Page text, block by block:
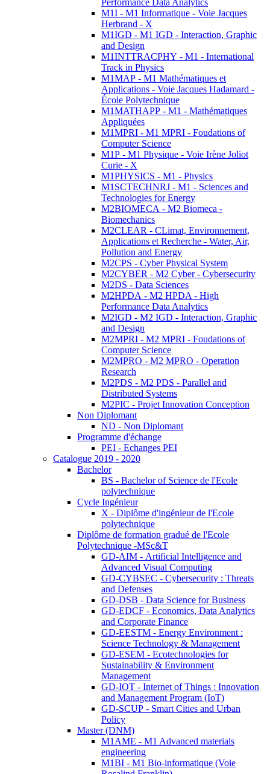
Performance Data Analytics
M1I - M1 Informatique - Voie Jacques
Herbrand - X
M1IGD - M1 IGD - Interaction, Graphic
and Design
M1INTTRACPHY - M1 - International
Track in Physics
M1MAP - M1 Mathématiques et
Applications - Voie Jacques Hadamard -
École Polytechnique
M1MATHAPP - M1 - Mathématiques
Appliquées
M1MPRI - M1 MPRI - Foudations of
Computer Science
M1P - M1 Physique - Voie Irène Joliot
Curie - X
M1PHYSICS - M1 - Physics
M1SCTECHNRJ - M1 - Sciences and
Technologies for Energy
M2BIOMECA - M2 Biomeca -
Biomechanics
M2CLEAR - CLimat, Environnement,
Applications et Recherche - Water, Air,
Pollution and Energy
M2CPS - Cyber Physical System
M2CYBER - M2 Cyber - Cybersecurity
M2DS - Data Sciences
M2HPDA - M2 HPDA - High
Performance Data Analytics
M2IGD - M2 IGD - Interaction, Graphic
and Design
M2MPRI - M2 MPRI - Foudations of
Computer Science
M2MPRO - M2 MPRO - Operation
Research
M2PDS - M2 PDS - Parallel and
Distributed Systems
M2PIC - Projet Innovation Conception
Non Diplomant
ND - Non Diplomant
Programme d'échange
PEI - Echanges PEI
Catalogue 2019 - 2020
Bachelor
BS - Bachelor of Science de l'Ecole
polytechnique
Cycle Ingénieur
X - Diplôme d'ingénieur de l'Ecole
polytechnique
Diplôme de formation gradué de l'Ecole
Polytechnique -MSc&T
GD-AIM - Artificial Intelligence and
Advanced Visual Computing
GD-CYBSEC - Cybersecurity : Threats
and Defenses
GD-DSB - Data Science for Business
GD-EDCF - Economics, Data Analytics
and Corporate Finance
GD-EESTM - Energy Environment :
Science Technology & Management
GD-ESEM - Ecotechnologies for
Sustainability & Environment
Management
GD-IOT - Internet of Things : Innovation
and Management Program (IoT)
GD-SCUP - Smart Cities and Urban
Policy
Master (DNM)
M1AME - M1 Advanced materials
engineering
M1BI - M1 Bio-informatique (Voie